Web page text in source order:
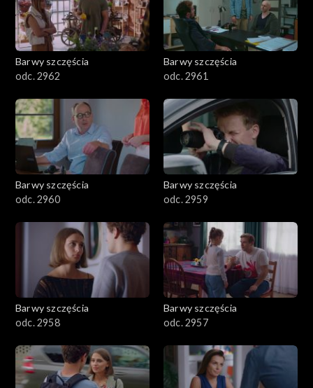
Barwy szczęścia
odc. 2962
Barwy szczęścia
odc. 2961
Barwy szczęścia
odc. 2960
Barwy szczęścia
odc. 2959
Barwy szczęścia
odc. 2958
Barwy szczęścia
odc. 2957